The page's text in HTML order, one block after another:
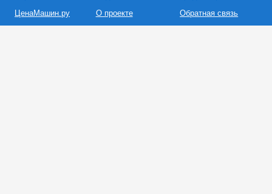
ЦенаМашин.ру
О проекте
Обратная связь